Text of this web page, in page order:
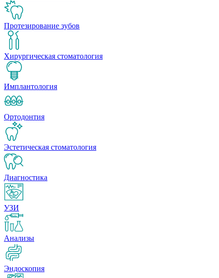
Протезирование зубов
Хирургическая стоматология
Имплантология
Ортодонтия
Эстетическая стоматология
Диагностика
УЗИ
Анализы
Эндоскопия